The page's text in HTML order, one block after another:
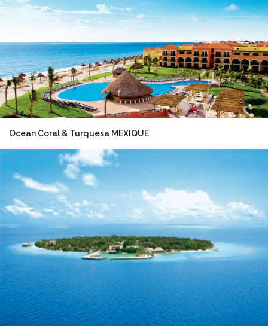
Ocean Coral & Turquesa MEXIQUE